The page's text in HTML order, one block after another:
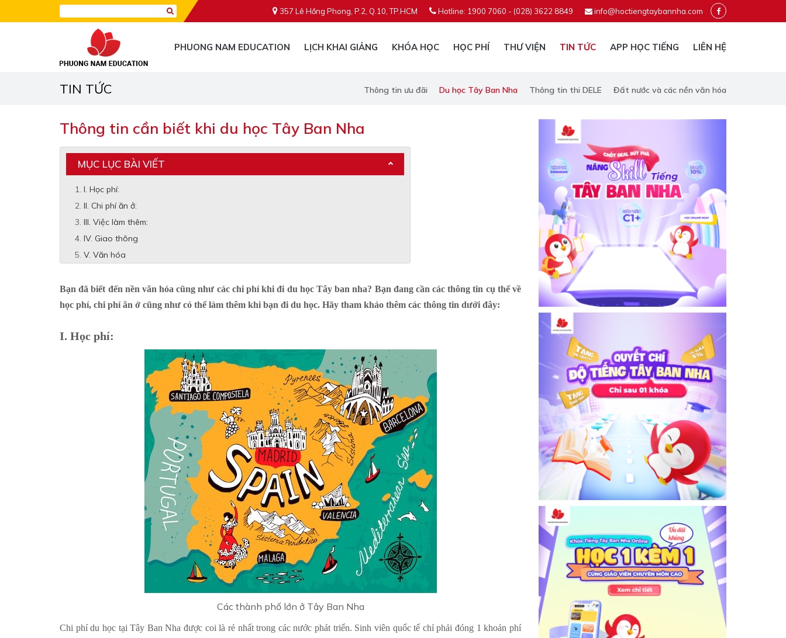
357 Lê Hồng Phong, P.2, Q.10, TP.HCM Hotline: 1900 7060 - (028) 3622 8849 info@hoctiengtaybannha.com
PHUONG NAM EDUCATION LỊCH KHAI GIẢNG KHÓA HỌC HỌC PHÍ THƯ VIỆN TIN TỨC APP HỌC TIẾNG LIÊN HỆ
TIN TỨC Thông tin ưu đãi Du học Tây Ban Nha Thông tin thi DELE Đất nước và các nền văn hóa
Thông tin cần biết khi du học Tây Ban Nha
MỤC LỤC BÀI VIẾT
I. Học phí:
II. Chi phí ăn ở:
III. Việc làm thêm:
IV. Giao thông
V. Văn hóa
Bạn đã biết đến nền văn hóa cũng như các chi phí khi đi du học Tây ban nha? Bạn đang cần các thông tin cụ thể về
học phí, chi phí ăn ở cũng như có thể làm thêm khi bạn đi du học. Hãy tham khảo thêm các thông tin dưới đây:
I. Học phí:
Các thành phố lớn ở Tây Ban Nha
Chi phí du học tại Tây Ban Nha được coi là rẻ nhất trong các nước phát triển. Sinh viên quốc tế chỉ phải đóng 1 khoản phí